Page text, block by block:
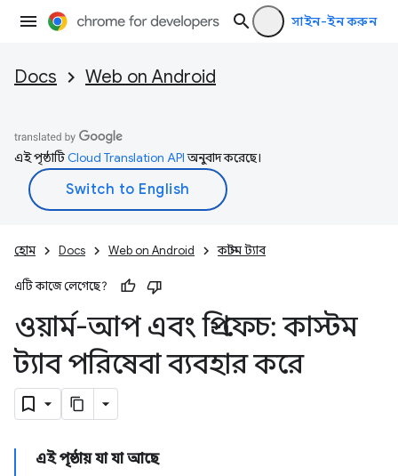
সাইন-ইন করুন
Docs Web on Android
এই পৃষ্ঠাটিCloud Translation APIঅনুবাদ করেছে।
হোম Docs Web on Android কাস্টম ট্যাব
এটি কাজে লেগেছে?
ওয়ার্ম-আপ এবং প্রি-ফেচ: কাস্টম
ট্যাব পরিষেবা ব্যবহার করে
এই পৃষ্ঠায় যা যা আছে